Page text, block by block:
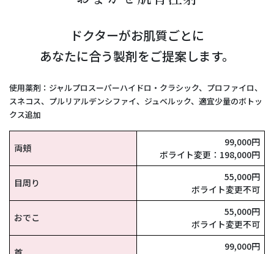
ドクターがお肌質ごとに
あなたに合う製剤をご提案します。
使用薬剤：ジャルプロスーパーハイドロ・クラシック、プロファイロ、
スネコス、プルリアルデンシファイ、ジュベルック、適宜少量のボトッ
クス追加
両頬
99,000円
ボライト変更：198,000円
目周り
55,000円
ボライト変更不可
おでこ
55,000円
ボライト変更不可
99,000円